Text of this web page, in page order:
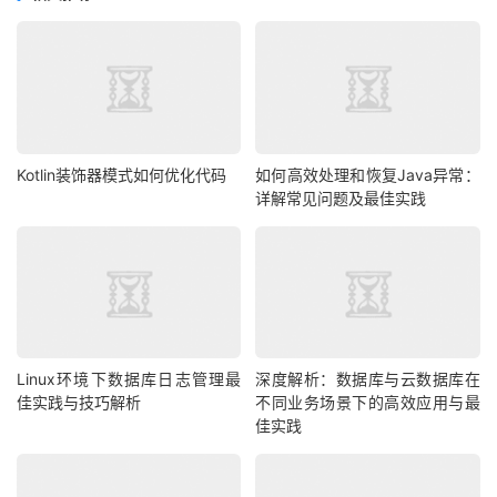
Kotlin装饰器模式如何优化代码
如何高效处理和恢复Java异常：
详解常见问题及最佳实践
Linux环境下数据库日志管理最
佳实践与技巧解析
深度解析：数据库与云数据库在
不同业务场景下的高效应用与最
佳实践